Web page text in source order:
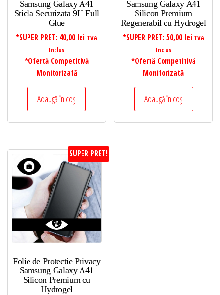
Samsung Galaxy A41
Sticla Securizata 9H Full
Glue
*SUPER PRET: 40,00 lei TVA
Inclus
*Ofertă Competitivă
Monitorizată
Adaugă în coș
Samsung Galaxy A41
Silicon Premium
Regenerabil cu Hydrogel
*SUPER PRET: 50,00 lei TVA
Inclus
*Ofertă Competitivă
Monitorizată
Adaugă în coș
SUPER PRET!
Folie de Protectie Privacy
Samsung Galaxy A41
Silicon Premium cu
Hydrogel